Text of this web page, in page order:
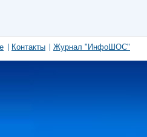
Контакты Журнал "ИнфоШОС"